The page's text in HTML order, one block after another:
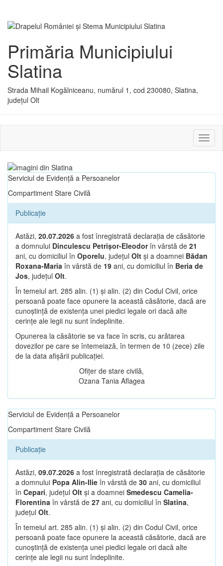
Primăria Municipiului
Slatina
Strada Mihail Kogălniceanu, numărul 1, cod 230080, Slatina,
județul Olt
sau
Serviciul de Evidență a Persoanelor
Compartiment Stare Civilă
Publicație
Astăzi, 20.07.2026 a fost înregistrată declarația de căsătorie
a domnului Dinculescu Petrișor-Eleodorîn vârstă de 21
ani, cu domiciliul în Oporelu, județul Olt și a doamnei Bădan
Roxana-Maria în vârstă de 19 ani, cu domiciliul în Beria de
Jos, județul Olt.
În temeiul art. 285 alin. (1) și alin. (2) din Codul Civil, orice
persoană poate face opunere la această căsătorie, dacă are
cunoștință de existența unei piedici legale ori dacă alte
cerințe ale legii nu sunt îndeplinite.
Opunerea la căsătorie se va face în scris, cu arătarea
dovezilor pe care se întemeiază, în termen de 10 (zece) zile
de la data afișării publicației.
Ofițer de stare civilă,
Ozana Tania Aflagea
Serviciul de Evidență a Persoanelor
Compartiment Stare Civilă
Publicație
Astăzi, 09.07.2026 a fost înregistrată declarația de căsătorie
a domnului Popa Alin-Ilie în vârstă de 30 ani, cu domiciliul
în Cepari, județul Olt și a doamnei Smedescu Camelia-
Florentina în vârstă de 27 ani, cu domiciliul în Slatina,
județul Olt.
În temeiul art. 285 alin. (1) și alin. (2) din Codul Civil, orice
persoană poate face opunere la această căsătorie, dacă are
cunoștință de existența unei piedici legale ori dacă alte
cerințe ale legii nu sunt îndeplinite.